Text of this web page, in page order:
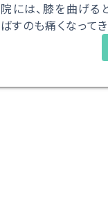
には、膝を曲げる
すのも痛くなって